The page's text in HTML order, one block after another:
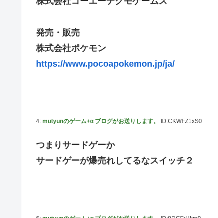
韓国人「どうやら五輪サッカー日韓戦でも審判の接待が
ハロプロ恵体ランキングTOP10
一ノ瀬美空ちゃん、イワシの三枚おろしに挑戦！！！【乃
発売・販売
株式会社ポケモン
https://www.pocoapokemon.jp/ja/
4: mutyunのゲーム+α ブログがお送りします。 ID:CKWFZ1xS0
つまりサードゲーか
サードゲーが爆売れしてるなスイッチ２